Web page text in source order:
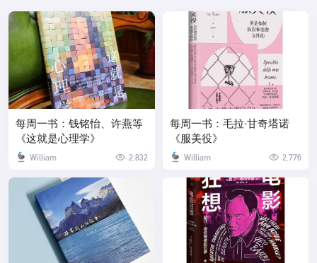
每周一书：钱铭怡、许燕等
《这就是心理学》
William 2,832
每周一书：毛拉·甘奇塔诺
《服美役》
William 2,776